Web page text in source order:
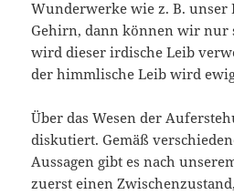
Wunderwerke wie z. B. unser
Gehirn, dann können wir nur
wird dieser irdische Leib
der himmlische Leib wird
Über das Wesen der
diskutiert. Gemäß
Aussagen gibt es nach
zuerst einen